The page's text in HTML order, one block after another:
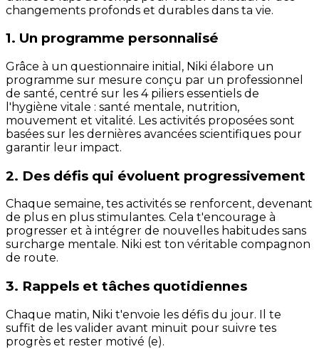
changements profonds et durables dans ta vie.
1. Un programme personnalisé
Grâce à un questionnaire initial, Niki élabore un
programme sur mesure conçu par un professionnel
de santé, centré sur les 4 piliers essentiels de
l'hygiène vitale : santé mentale, nutrition,
mouvement et vitalité. Les activités proposées sont
basées sur les dernières avancées scientifiques pour
garantir leur impact.
2. Des défis qui évoluent progressivement
Chaque semaine, tes activités se renforcent, devenant
de plus en plus stimulantes. Cela t'encourage à
progresser et à intégrer de nouvelles habitudes sans
surcharge mentale. Niki est ton véritable compagnon
de route.
3. Rappels et tâches quotidiennes
Chaque matin, Niki t'envoie les défis du jour. Il te
suffit de les valider avant minuit pour suivre tes
progrès et rester motivé (e).